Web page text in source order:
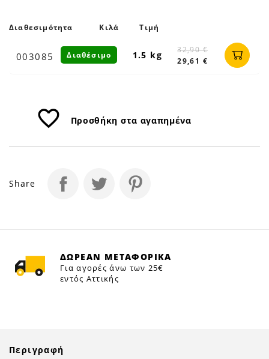
Διαθεσιμότητα Κιλά Τιμή
003085 1.5 kg
32,90 €
29,61 €
Διαθέσιμο
favorite_border Προσθήκη στα αγαπημένα
Share
ΔΩΡΕΑΝ ΜΕΤΑΦΟΡΙΚΑ
Για αγορές άνω των 25€
εντός Αττικής
Περιγραφή